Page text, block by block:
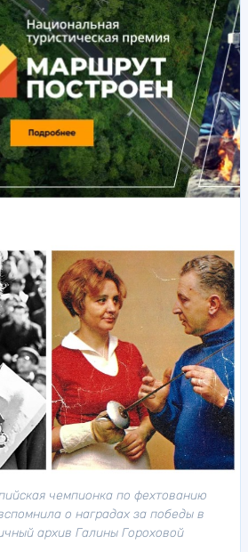
чемпионка по фехтованию
о наградах за победы в
архив Галины Гороховой